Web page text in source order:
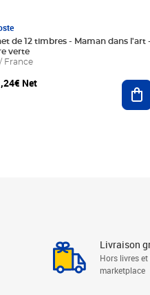
de 12 timbres - Maman dans l'art -
verte
France
,24€ Net
Livraison
Hors livres
marketplace